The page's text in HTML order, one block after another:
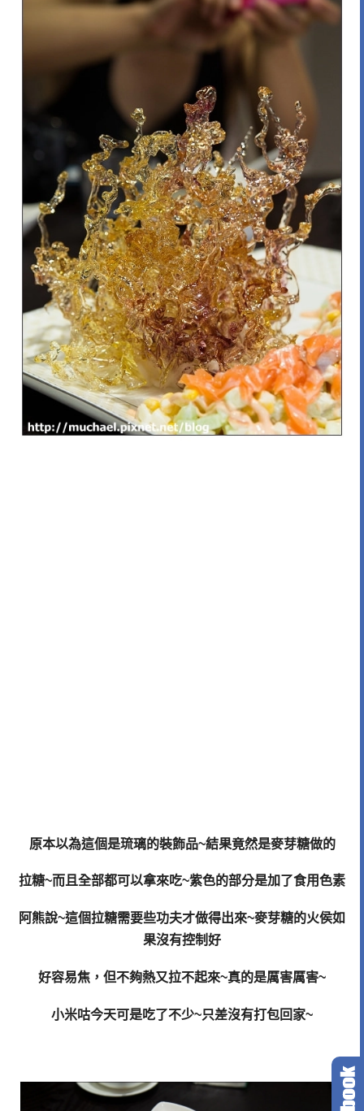
原本以為這個是琉璃的裝飾品~結果竟然是麥芽糖做的
拉糖~而且全部都可以拿來吃~紫色的部分是加了食用色素
阿熊說~這個拉糖需要些功夫才做得出來~麥芽糖的火侯如
果沒有控制好
好容易焦，但不夠熱又拉不起來~真的是厲害厲害~
小米咕今天可是吃了不少~只差沒有打包回家~